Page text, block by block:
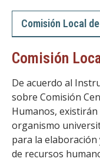
Comisión Local de
Comisión
De acuerdo al
sobre Comisión
Humanos, existirán
organismo
para la elaboración
de recursos